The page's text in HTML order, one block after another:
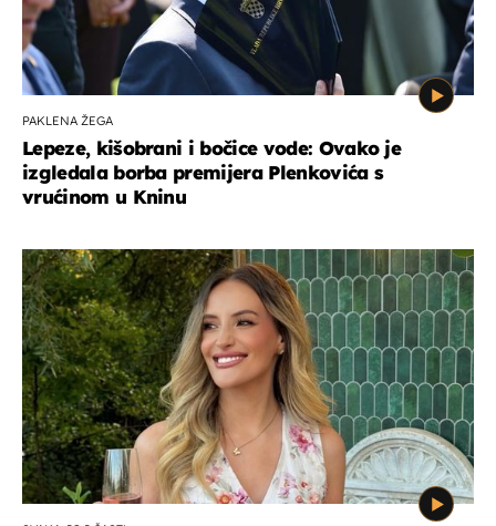
PAKLENA ŽEGA
Lepeze, kišobrani i bočice vode: Ovako je
izgledala borba premijera Plenkovića s
vrućinom u Kninu